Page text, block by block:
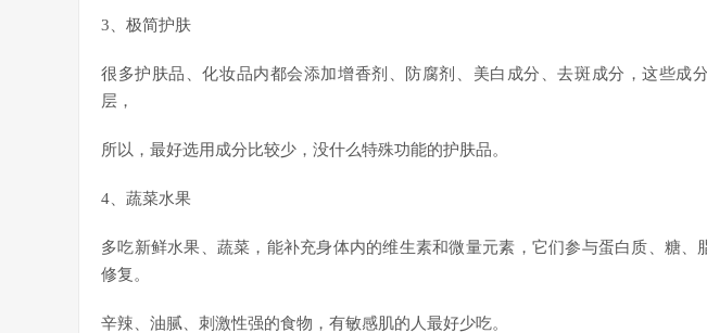
3、极简护肤
很多护肤品、化妆品内都会添加增香剂、防腐剂、美白成分、去斑成分，这些成
层，
所以，最好选用成分比较少，没什么特殊功能的护肤品。
4、蔬菜水果
多吃新鲜水果、蔬菜，能补充身体内的维生素和微量元素，它们参与蛋白质、糖、
修复。
辛辣、油腻、刺激性强的食物，有敏感肌的人最好少吃。